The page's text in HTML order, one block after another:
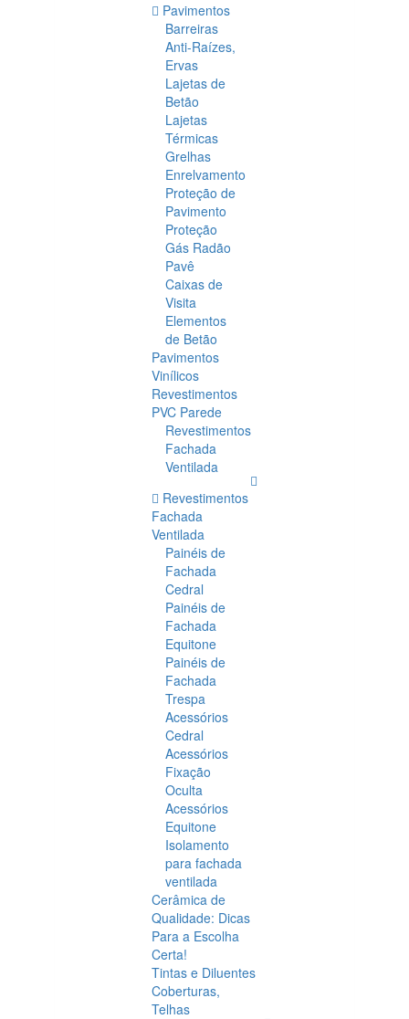
Pavimentos
Barreiras
Anti-Raízes,
Ervas
Lajetas de
Betão
Lajetas
Térmicas
Grelhas
Enrelvamento
Proteção de
Pavimento
Proteção
Gás Radão
Pavê
Caixas de
Visita
Elementos
de Betão
Pavimentos
Vinílicos
Revestimentos
PVC Parede
Revestimentos
Fachada
Ventilada
Revestimentos
Fachada
Ventilada
Painéis de
Fachada
Cedral
Painéis de
Fachada
Equitone
Painéis de
Fachada
Trespa
Acessórios
Cedral
Acessórios
Fixação
Oculta
Acessórios
Equitone
Isolamento
para fachada
ventilada
Cerâmica de
Qualidade: Dicas
Para a Escolha
Certa!
Tintas e Diluentes
Coberturas,
Telhas